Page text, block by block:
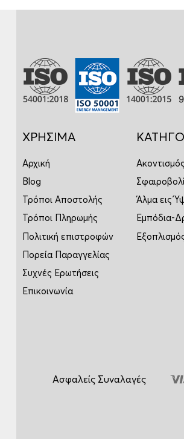
ΧΡΗΣΙΜΑ
Αρχική
Blog
Τρόποι Αποστολής
Τρόποι Πληρωμής
Πολιτική επιστροφών
Πορεία Παραγγελίας
Συχνές Ερωτήσεις
Επικοινωνία
Ακοντισμός
Άλμα εις
Εμπόδια-
Ασφαλείς Συναλαγές